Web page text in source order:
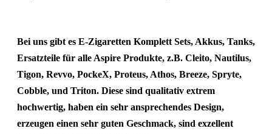
Bei uns gibt es E-Zigaretten Komplett Sets, Akkus, Tanks,
Ersatzteile für alle Aspire Produkte, z.B. Cleito, Nautilus,
Tigon, Revvo, PockeX, Proteus, Athos, Breeze, Spryte,
Cobble, und Triton. Diese sind qualitativ extrem
hochwertig, haben ein sehr ansprechendes Design,
erzeugen einen sehr guten Geschmack, sind exzellent